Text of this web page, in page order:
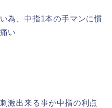
為、中指1本の手マンに慣
い
激出来る事が中指の利点